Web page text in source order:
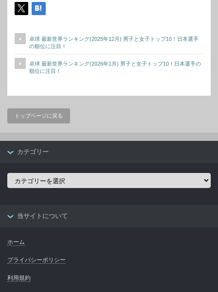
卓球 最新世界ランキング(2025年12月) 男子と女子トップ10！日本選手
の順位に注目！
卓球 最新世界ランキング(2026年1月) 男子と女子トップ10！日本選手の
順位に注目！
トップページに戻る
カテゴリー
カ
当サイトについて
ホーム
プライバシーポリシー
利用規約